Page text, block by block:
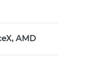
AMD